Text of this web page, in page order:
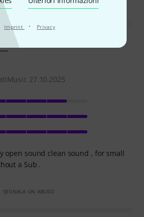
Imprint · Privacy
SEGNALA UN ABUSO
27.10.2025
open sound clean sound , for small
a Sub .
SEGNALA UN ABUSO